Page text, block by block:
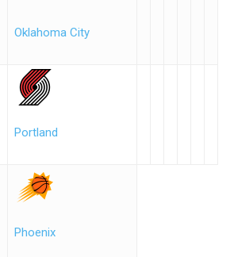
Oklahoma City
Portland
Phoenix